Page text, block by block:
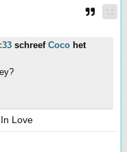
schreef Coco het
Love